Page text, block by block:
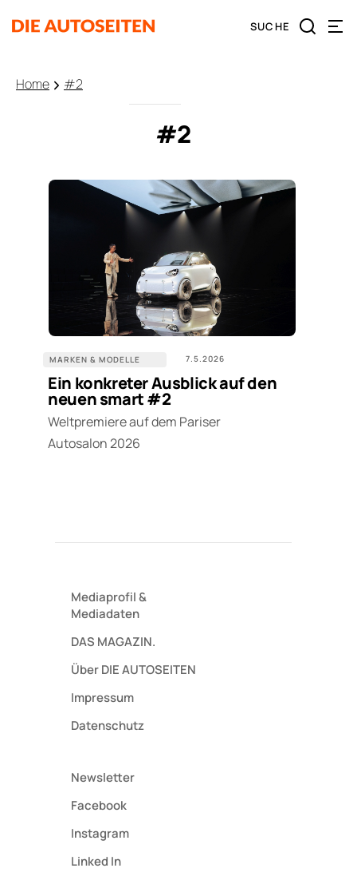
Home #2
#2
MARKEN & MODELLE 7.5.2026
Ein konkreter Ausblick auf den
neuen smart #2
Weltpremiere auf dem Pariser
Autosalon 2026
Mediaprofil&
Mediadaten
DAS MAGAZIN.
Über DIE AUTOSEITEN
Impressum
Datenschutz
Newsletter
Facebook
Instagram
Linked In